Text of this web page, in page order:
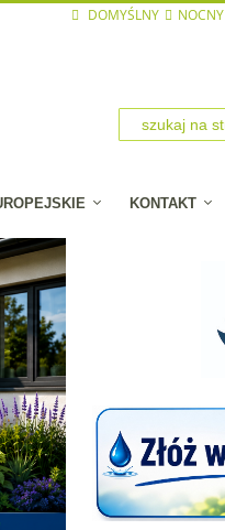
DOMYŚLNY NOCNY
KONTAKT